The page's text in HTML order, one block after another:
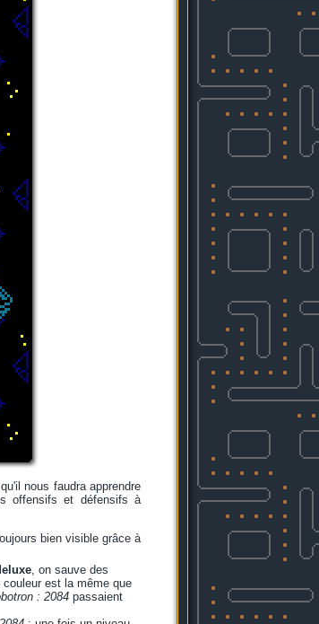
nous faudra apprendre
offensifs et défensifs à
bien visible grâce à
, on sauve des
est la même que
: 2084 passaient